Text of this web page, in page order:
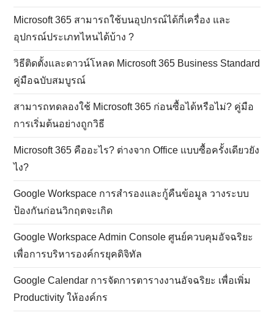
Microsoft 365 สามารถใช้บนอุปกรณ์ได้กี่เครื่อง และ
อุปกรณ์ประเภทไหนได้บ้าง ?
วิธีติดตั้งและดาวน์โหลด Microsoft 365 Business Standard
คู่มือฉบับสมบูรณ์
สามารถทดลองใช้ Microsoft 365 ก่อนซื้อได้หรือไม่? คู่มือ
การเริ่มต้นอย่างถูกวิธี
Microsoft 365 คืออะไร? ต่างจาก Office แบบซื้อครั้งเดียวยัง
ไง?
Google Workspace การสำรองและกู้คืนข้อมูล วางระบบ
ป้องกันก่อนวิกฤตจะเกิด
Google Workspace Admin Console ศูนย์ควบคุมอัจฉริยะ
เพื่อการบริหารองค์กรยุคดิจิทัล
Google Calendar การจัดการตารางงานอัจฉริยะ เพื่อเพิ่ม
Productivity ให้องค์กร